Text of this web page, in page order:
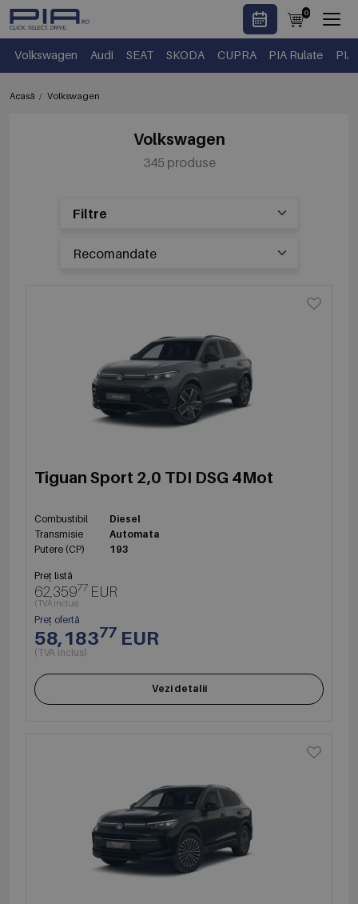
0
Volkswagen Audi SEAT SKODA CUPRA PIA Rulate PIA
Acasă Volkswagen
Volkswagen
345 produse
Filtre
Tiguan Sport 2,0 TDI DSG 4Mot
Combustibil
Diesel
Transmisie
Automata
Putere (CP)
193
Preț listă
62,35977 EUR
(TVA inclus)
Preț ofertă
58,18377 EUR
(TVA inclus)
Vezi detalii